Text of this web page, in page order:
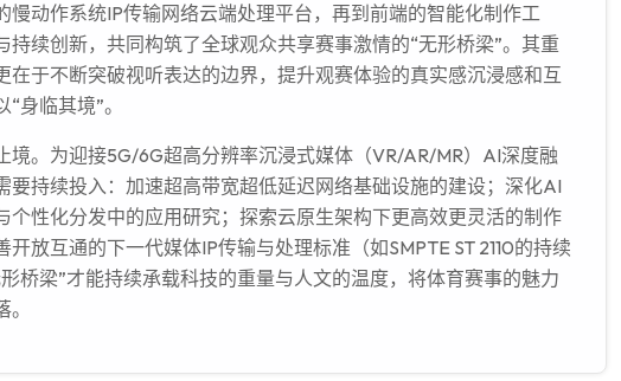
慢动作系统IP传输网络云端处理平台，再到前端的智能化制作工
持续创新，共同构筑了全球观众共享赛事激情的“无形桥梁”。其重
在于不断突破视听表达的边界，提升观赛体验的真实感沉浸感和互
身临其境”。
境。为迎接5G/6G超高分辨率沉浸式媒体（VR/AR/MR）AI深度融
要持续投入：加速超高带宽超低延迟网络基础设施的建设；深化AI
个性化分发中的应用研究；探索云原生架构下更高效更灵活的制作
放互通的下一代媒体IP传输与处理标准（如SMPTE ST 2110的持续
桥梁”才能持续承载科技的重量与人文的温度，将体育赛事的魅力